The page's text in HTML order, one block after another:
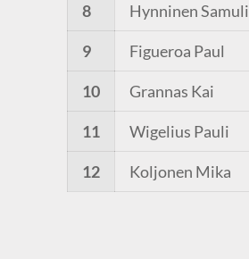
8 Hynninen Samuli
9 Figueroa Paul
10 Grannas Kai
11 Wigelius Pauli
12 Koljonen Mika